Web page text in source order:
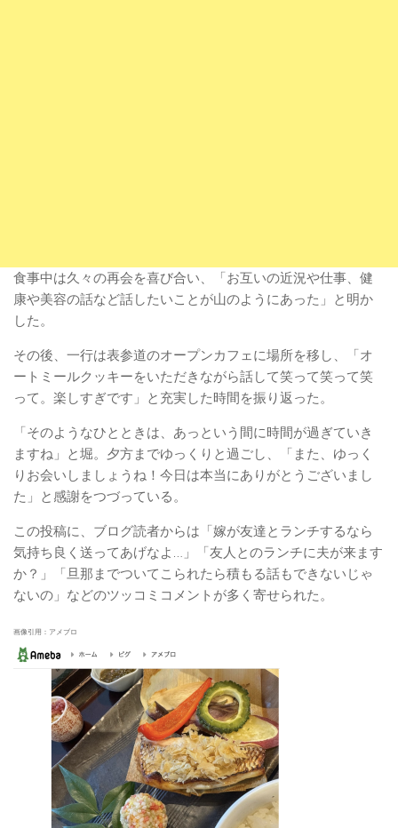
食事中は久々の再会を喜び合い、「お互いの近況や仕事、健
康や美容の話など話したいことが山のようにあった」と明か
した。
その後、一行は表参道のオープンカフェに場所を移し、「オ
ートミールクッキーをいただきながら話して笑って笑って笑
って。楽しすぎです」と充実した時間を振り返った。
「そのようなひとときは、あっという間に時間が過ぎていき
ますね」と堀。夕方までゆっくりと過ごし、「また、ゆっく
りお会いしましょうね！今日は本当にありがとうございまし
た」と感謝をつづっている。
この投稿に、ブログ読者からは「嫁が友達とランチするなら
気持ち良く送ってあげなよ…」「友人とのランチに夫が来ます
か？」「旦那までついてこられたら積もる話もできないじゃ
ないの」などのツッコミコメントが多く寄せられた。
画像引用：アメブロ